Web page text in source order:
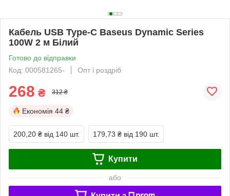
Кабель USB Type-C Baseus Dynamic Series
100W 2 м Білий
Готово до відправки
Код: 000581265-
Опт і роздріб
268 ₴ 312 ₴
Економія 44 ₴
200,20 ₴ від 140 шт. 179,73 ₴ від 190 шт.
Купити
або